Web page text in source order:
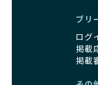
さらに獣医師と連携
気で健康なスタート
子犬の社会性は、家
イントです。
犬、人との触れ合い
「見た目以上に健康
引退犬とは、繁殖期
優良ブリーダーは、
ブリ
ログ
掲載
掲載